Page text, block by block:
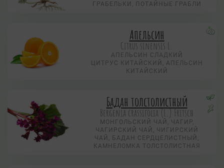
ГРАБЕЛЬКИ, ПОТАЙНЫЕ ГРАБЛИ
Апельсин
Citrus sinensis L.
АПЕЛЬСИН СЛАДКИЙ
ЦИТРУС КИТАЙСКИЙ, АПЕЛЬСИН
КИТАЙСКИЙ
Бадан толстолистный
Bergenia crassifolia (L.) Fritsch
МОНГОЛЬСКИЙ ЧАЙ, ЧАГИР,
ЧАГИРСКИЙ ЧАЙ, ЧИГИРСКИЙ
ЧАЙ, БАДАН СЕРДЦЕЛИСТНЫЙ,
КАМНЕЛОМКА ТОЛСТОЛИСТНАЯ